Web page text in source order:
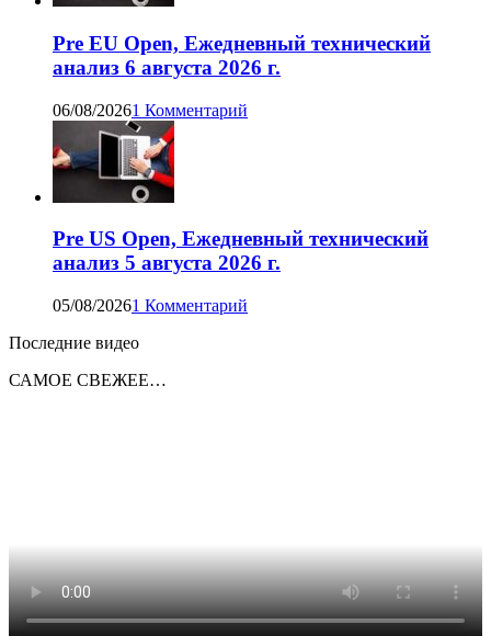
Pre EU Open, Ежедневный технический
анализ 6 августа 2026 г.
06/08/20261 Комментарий
Pre US Open, Ежедневный технический
анализ 5 августа 2026 г.
05/08/20261 Комментарий
Последние видео
САМОЕ СВЕЖЕЕ…